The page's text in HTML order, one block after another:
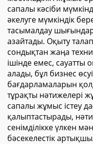
сапалы кәсіби
әкелуге мүмкіндік
тасымалдау
азайтады. Оқыту
сондықтан жаңа
ішінде емес, сауатты
алады, бұл бизнес
бағдарламаларын
тұрақты нәтижелері
сапалы жұмыс істеу
қалыптастырады,
сенімділікке үлкен
бәсекелестік